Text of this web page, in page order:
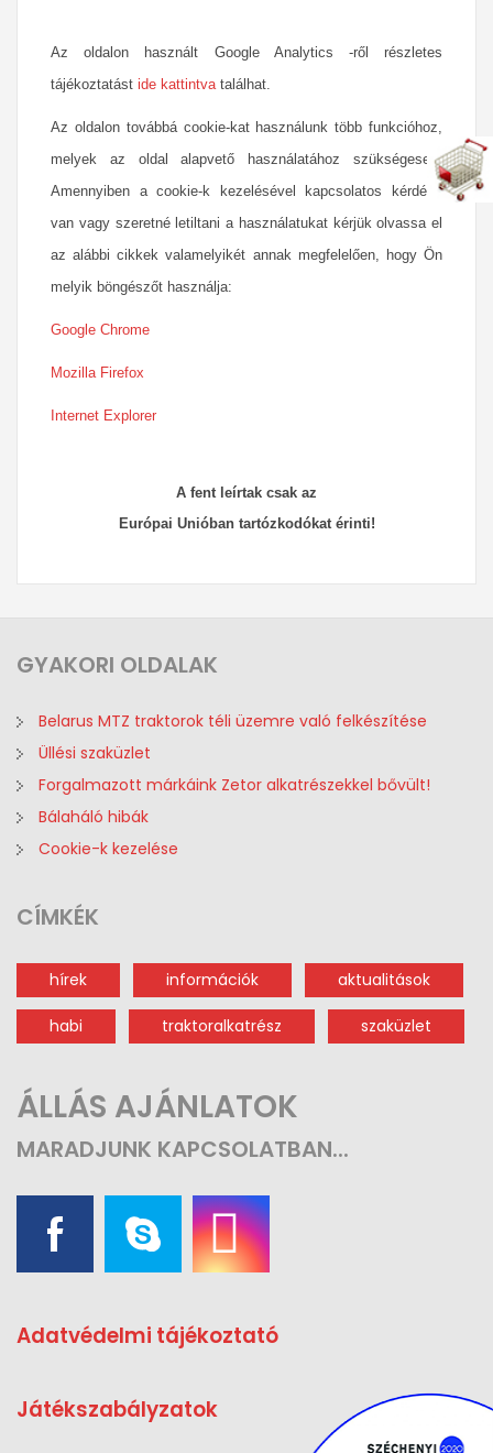
Az oldalon használt Google Analytics -ről részletes
tájékoztatást ide kattintvatalálhat.
Az oldalon továbbá cookie-kat használunk több funkcióhoz,
melyek az oldal alapvető használatához szükségesek.
Amennyiben a cookie-k kezelésével kapcsolatos kérdése
van vagy szeretné letiltani a használatukat kérjük olvassa el
az alábbi cikkek valamelyikét annak megfelelően, hogy Ön
melyik böngészőt használja:
Google Chrome
Mozilla Firefox
Internet Explorer
A fent leírtak csak az
Európai Unióban tartózkodókatérinti!
GYAKORI OLDALAK
Belarus MTZ traktorok téli üzemre való felkészítése
Üllési szaküzlet
Forgalmazott márkáink Zetor alkatrészekkel bővült!
Bálaháló hibák
Cookie-k kezelése
CÍMKÉK
hírek információk aktualitások
habi traktoralkatrész szaküzlet
ÁLLÁS AJÁNLATOK
MARADJUNK KAPCSOLATBAN...
Adatvédelmi tájékoztató
Játékszabályzatok